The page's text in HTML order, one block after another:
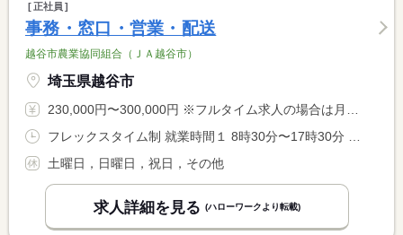
正社員
事務・窓口・営業・配送
越谷市農業協同組合（ＪＡ越谷市）
埼玉県越谷市
230,000円〜300,000円 ※フルタイム求人の場合は月額（換算額）、パート求人の場合は時間額を表示しています。
土曜日，日曜日，祝日，その他
求人詳細を見る (ハローワークより転載)